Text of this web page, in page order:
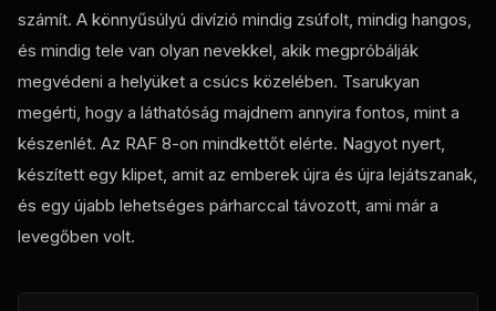
számít. A könnyűsúlyú divízió mindig zsúfolt, mindig hangos,
és mindig tele van olyan nevekkel, akik megpróbálják
megvédeni a helyüket a csúcs közelében. Tsarukyan
megérti, hogy a láthatóság majdnem annyira fontos, mint a
készenlét. Az RAF 8-on mindkettőt elérte. Nagyot nyert,
készített egy klipet, amit az emberek újra és újra lejátszanak,
és egy újabb lehetséges párharccal távozott, ami már a
levegőben volt.